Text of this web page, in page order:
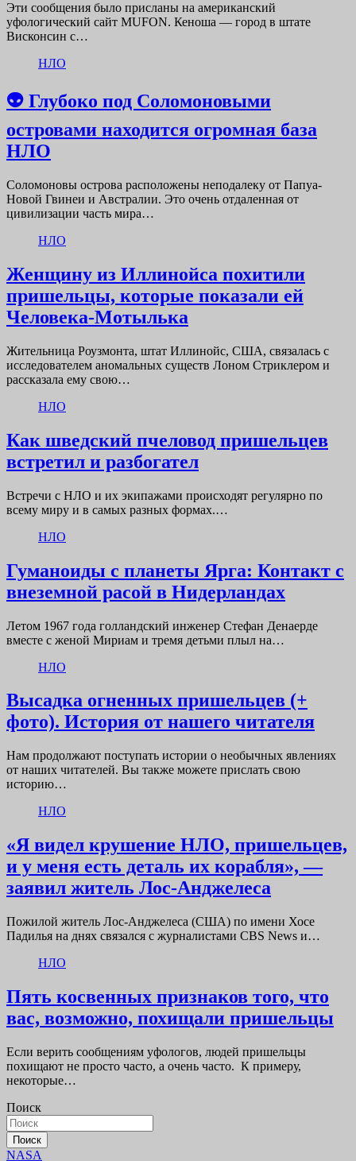
Эти сообщения было присланы на американский
уфологический сайт MUFON. Кеноша — город в штате
Висконсин с…
НЛО
👽 Глубоко под Соломоновыми
островами находится огромная база
НЛО
Соломоновы острова расположены неподалеку от Папуа-
Новой Гвинеи и Австралии. Это очень отдаленная от
цивилизации часть мира…
НЛО
Женщину из Иллинойса похитили
пришельцы, которые показали ей
Человека-Мотылька
Жительница Роузмонта, штат Иллинойс, США, связалась с
исследователем аномальных существ Лоном Стриклером и
рассказала ему свою…
НЛО
Как шведский пчеловод пришельцев
встретил и разбогател
Встречи с НЛО и их экипажами происходят регулярно по
всему миру и в самых разных формах.…
НЛО
Гуманоиды с планеты Ярга: Контакт с
внеземной расой в Нидерландах
Летом 1967 года голландский инженер Стефан Денаерде
вместе с женой Мириам и тремя детьми плыл на…
НЛО
Высадка огненных пришельцев (+
фото). История от нашего читателя
Нам продолжают поступать истории о необычных явлениях
от наших читателей. Вы также можете прислать свою
историю…
НЛО
«Я видел крушение НЛО, пришельцев,
и у меня есть деталь их корабля», —
заявил житель Лос-Анджелеса
Пожилой житель Лос-Анджелеса (США) по имени Хосе
Падилья на днях связался с журналистами CBS News и…
НЛО
Пять косвенных признаков того, что
вас, возможно, похищали пришельцы
Если верить сообщениям уфологов, людей пришельцы
похищают не просто часто, а очень часто. К примеру,
некоторые…
Поиск
Поиск
NASA